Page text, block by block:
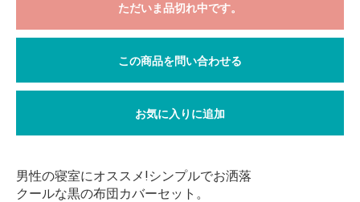
ただいま品切れ中です。
この商品を問い合わせる
お気に入りに追加
男性の寝室にオススメ!シンプルでお洒落
クールな黒の布団カバーセット。